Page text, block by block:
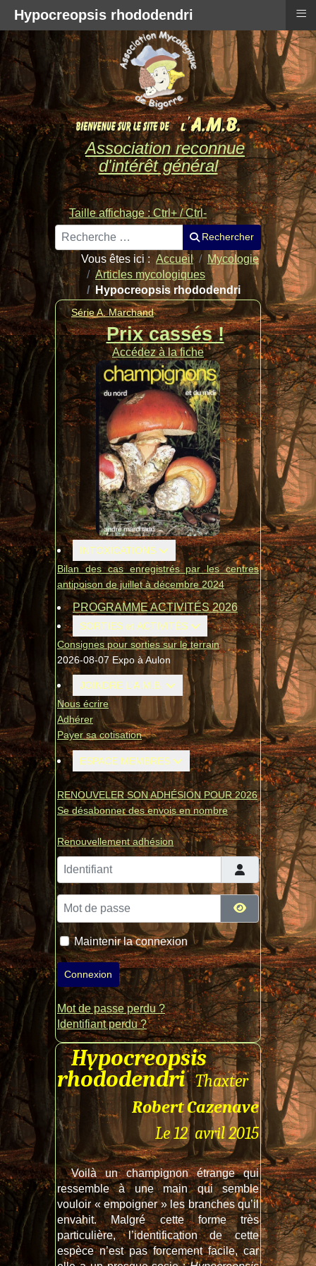
Association reconnue
d'intérêt général
Taille affichage : Ctrl+ / Ctrl-
Rechercher
Rechercher
Vous êtes ici : Accueil
Mycologie
Articles mycologiques
Hypocreopsis rhododendri
Série A. Marchand
Prix cassés !
Accédez à la fiche
INTOXICATIONS
Bilan des cas enregistrés par les centres
antipoison de juillet à décembre 2024
PROGRAMME ACTIVITÉS 2026
SORTIES et ACTIVITÉS
Consignes pour sorties sur le terrain
2026-08-07 Expo à Aulon
JOINDRE L'A.M.B.
Nous écrire
Adhérer
Payer sa cotisation
ESPACE MEMBRES
RENOUVELER SON ADHÉSION POUR 2026
Se désabonner des envois en nombre
Renouvellement adhésion
Identifiant
Mot de passe
Afficher le
Maintenir la connexion
Connexion
Mot de passe perdu ?
Identifiant perdu ?
Hypocreopsis
rhododendri Thaxter
Robert Cazenave
Le 12 avril 2015
Voilà un champignon étrange qui
ressemble à une main qui semble
vouloir « empoigner » les branches qu’il
envahit. Malgré cette forme très
particulière, l’identification de cette
espèce n’est pas forcement facile, car
Hypocreopsis rhododendri ≡